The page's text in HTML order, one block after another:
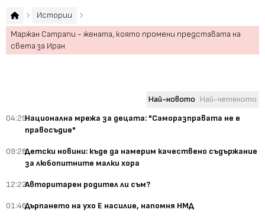
Истории
Маржан Сатрапи - жената, която промени представата на
света за Иран
Най-новото Най-четеното
04:29Национална мрежа за децата: "Саморазправата не е
правосъдие"
09:28Детски новини: къде да намерим качествено съдържание
за любопитните малки хора
12:22Авторитарен родител ли съм?
01:46Дърпането на ухо Е насилие, напомня НМД